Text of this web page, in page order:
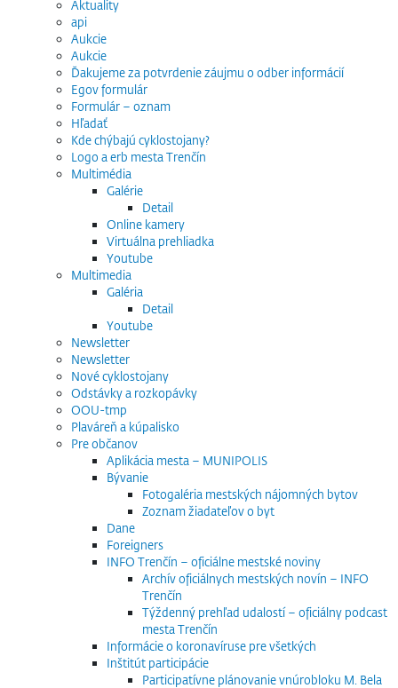
Aktuality
api
Aukcie
Aukcie
Ďakujeme za potvrdenie záujmu o odber informácií
Egov formulár
Formulár – oznam
Hľadať
Kde chýbajú cyklostojany?
Logo a erb mesta Trenčín
Multimédia
Galérie
Detail
Online kamery
Virtuálna prehliadka
Youtube
Multimedia
Galéria
Detail
Youtube
Newsletter
Newsletter
Nové cyklostojany
Odstávky a rozkopávky
OOU-tmp
Plaváreň a kúpalisko
Pre občanov
Aplikácia mesta – MUNIPOLIS
Bývanie
Fotogaléria mestských nájomných bytov
Zoznam žiadateľov o byt
Dane
Foreigners
INFO Trenčín – oficiálne mestské noviny
Archív oficiálnych mestských novín – INFO
Trenčín
Týždenný prehľad udalostí – oficiálny podcast
mesta Trenčín
Informácie o koronavíruse pre všetkých
Inštitút participácie
Participatívne plánovanie vnúrobloku M. Bela